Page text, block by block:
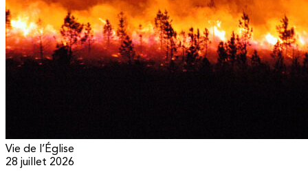
Vie de l’Église
28 juillet 2026